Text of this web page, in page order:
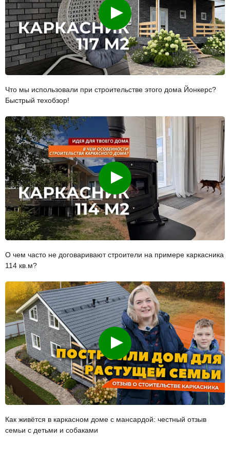
Смотреть
Что мы использовали при строительстве этого дома Йонкерс?
Быстрый техобзор!
Смотреть
О чем часто не договаривают строители на примере каркасника
114 кв.м?
Смотреть
Как живётся в каркасном доме с мансардой: честный отзыв
семьи с детьми и собаками